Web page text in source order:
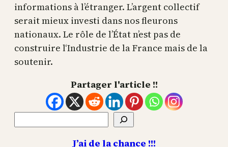
informations à l’étranger. L’argent collectif
serait mieux investi dans nos fleurons
nationaux. Le rôle de l’État n’est pas de
construire l‘Industrie de la France mais de la
soutenir.
Partager l'article !!
J’ai de la chance !!!